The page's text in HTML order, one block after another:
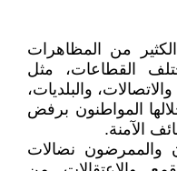
من المظاهرات
القطاعات، مثل
والبلديات،
المواطنون برفض
الآمنة.
والممرضون نضالات